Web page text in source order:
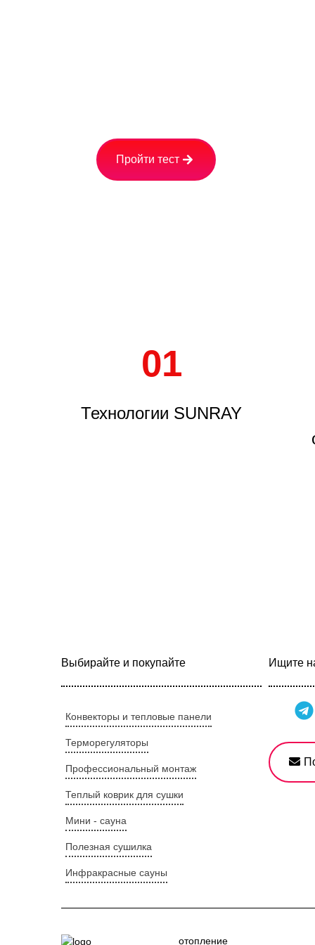
Пройти тест
01
Технологии SUNRAY
Выбирайте и покупайте
Конвекторы и тепловые панели
Терморегуляторы
Профессиональный монтаж
Теплый коврик для сушки
Мини - сауна
Полезная сушилка
Инфракрасные сауны
Ищите
отопление